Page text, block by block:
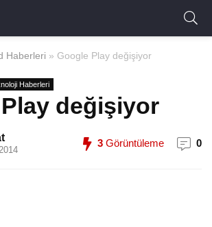
Haberleri » Google Play değişiyor
Haberleri
değişiyor
3 Görüntüleme 0